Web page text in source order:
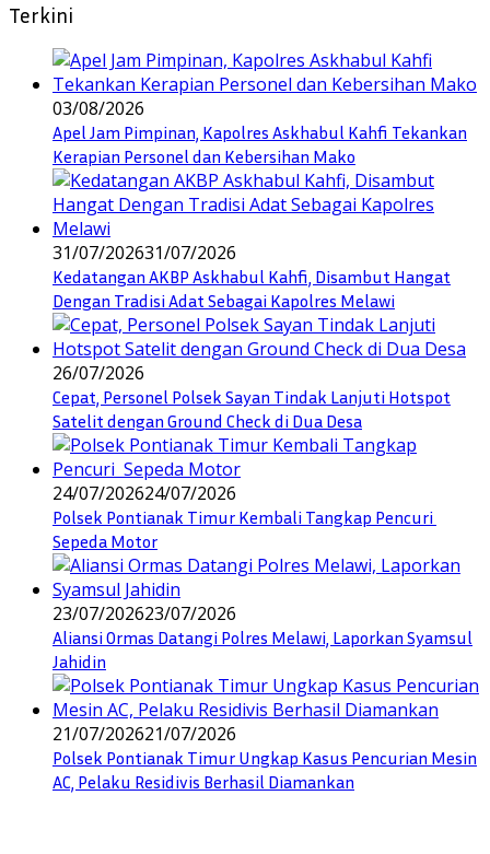
Terkini
03/08/2026
Apel Jam Pimpinan, Kapolres Askhabul Kahfi Tekankan
Kerapian Personel dan Kebersihan Mako
31/07/202631/07/2026
Kedatangan AKBP Askhabul Kahfi, Disambut Hangat
Dengan Tradisi Adat Sebagai Kapolres Melawi
26/07/2026
Cepat, Personel Polsek Sayan Tindak Lanjuti Hotspot
Satelit dengan Ground Check di Dua Desa
24/07/202624/07/2026
Polsek Pontianak Timur Kembali Tangkap Pencuri
Sepeda Motor
23/07/202623/07/2026
Aliansi Ormas Datangi Polres Melawi, Laporkan Syamsul
Jahidin
21/07/202621/07/2026
Polsek Pontianak Timur Ungkap Kasus Pencurian Mesin
AC, Pelaku Residivis Berhasil Diamankan